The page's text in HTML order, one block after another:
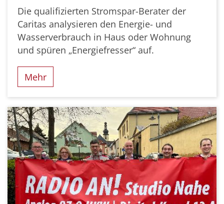
Die qualifizierten Stromspar-Berater der
Caritas analysieren den Energie- und
Wasserverbrauch in Haus oder Wohnung
und spüren „Energiefresser“ auf.
Mehr